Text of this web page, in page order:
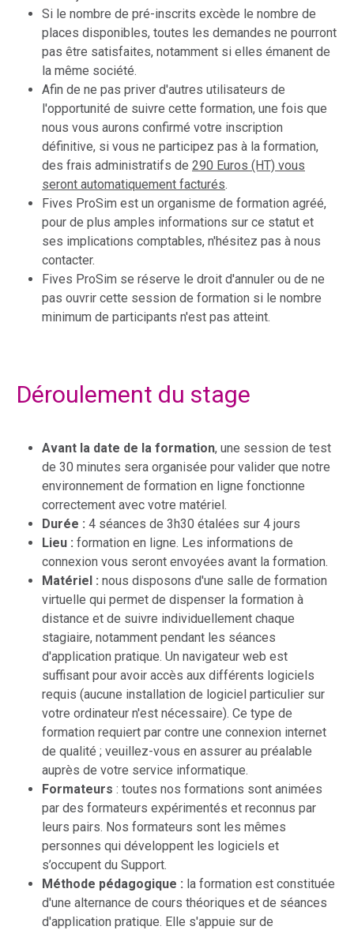
Si le nombre de pré-inscrits excède le nombre de
places disponibles, toutes les demandes ne pourront
pas être satisfaites, notamment si elles émanent de
la même société.
Afin de ne pas priver d'autres utilisateurs de
l'opportunité de suivre cette formation, une fois que
nous vous aurons confirmé votre inscription
définitive, si vous ne participez pas à la formation,
des frais administratifs de 290 Euros (HT) vous
seront automatiquement facturés.
Fives ProSim est un organisme de formation agréé,
pour de plus amples informations sur ce statut et
ses implications comptables, n'hésitez pas à nous
contacter.
Fives ProSim se réserve le droit d'annuler ou de ne
pas ouvrir cette session de formation si le nombre
minimum de participants n'est pas atteint.
Déroulement du stage
Avant la date de la formation, une session de test
de 30 minutes sera organisée pour valider que notre
environnement de formation en ligne fonctionne
correctement avec votre matériel.
Durée : 4 séances de 3h30 étalées sur 4 jours
Lieu : formation en ligne. Les informations de
connexion vous seront envoyées avant la formation.
Matériel : nous disposons d'une salle de formation
virtuelle qui permet de dispenser la formation à
distance et de suivre individuellement chaque
stagiaire, notamment pendant les séances
d'application pratique. Un navigateur web est
suffisant pour avoir accès aux différents logiciels
requis (aucune installation de logiciel particulier sur
votre ordinateur n'est nécessaire). Ce type de
formation requiert par contre une connexion internet
de qualité ; veuillez-vous en assurer au préalable
auprès de votre service informatique.
Formateurs : toutes nos formations sont animées
par des formateurs expérimentés et reconnus par
leurs pairs. Nos formateurs sont les mêmes
personnes qui développent les logiciels et
s’occupent du Support.
Méthode pédagogique : la formation est constituée
d'une alternance de cours théoriques et de séances
d'application pratique. Elle s'appuie sur de